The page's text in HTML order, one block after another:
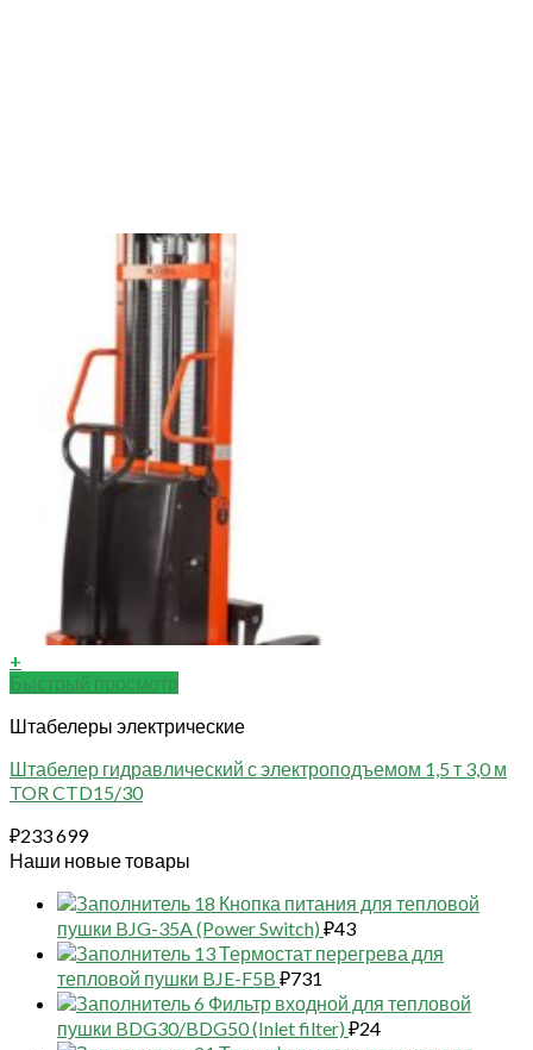
+
Быстрый просмотр
Штабелеры электрические
Штабелер гидравлический с электроподъемом 1,5 т 3,0 м
TOR CTD15/30
₽233 699
Наши новые товары
18 Кнопка питания для тепловой
пушки BJG-35A (Power Switch) ₽43
13 Термостат перегрева для
тепловой пушки BJE-F5B ₽731
6 Фильтр входной для тепловой
пушки BDG30/BDG50 (Inlet filter) ₽24